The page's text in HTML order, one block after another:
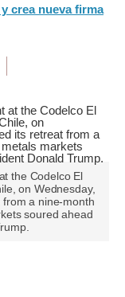
crea nueva firma
the Codelco El
on Wednesday,
a nine-month
soured ahead